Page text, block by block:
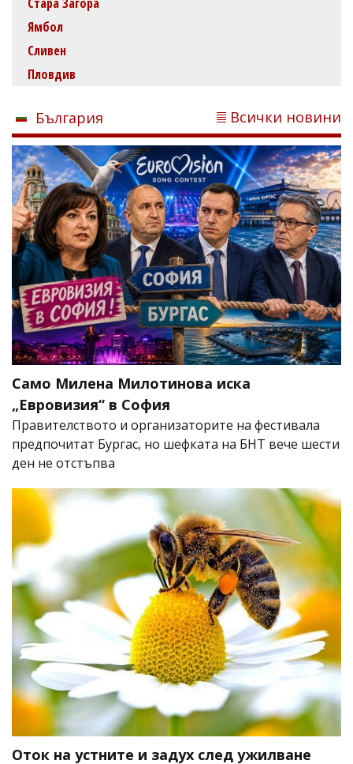
Ямбол
Сливен
Пловдив
България Всички новини
Само Милена Милотинова иска
„Евровизия“ в София
Правителството и организаторите на фестивала
предпочитат Бургас, но шефката на БНТ вече шести
ден не отстъпва
Оток на устните и задух след ужилване